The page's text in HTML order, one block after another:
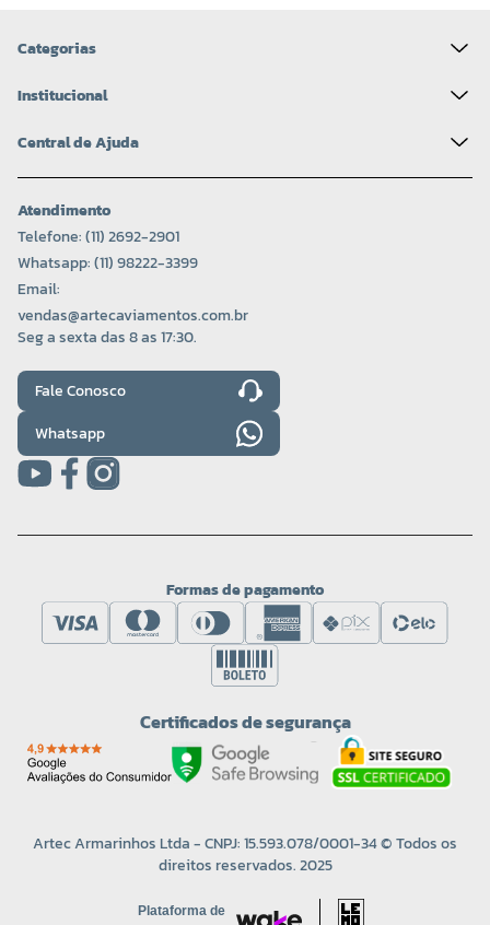
Categorias
Institucional
Central de Ajuda
Atendimento
Telefone: (11) 2692-2901
Whatsapp: (11) 98222-3399
Email:
vendas@artecaviamentos.com.br
Seg a sexta das 8 as 17:30.
Fale Conosco
Whatsapp
Formas de pagamento
Certificados de segurança
Artec Armarinhos Ltda - CNPJ: 15.593.078/0001-34 © Todos os
direitos reservados. 2025
Plataforma de